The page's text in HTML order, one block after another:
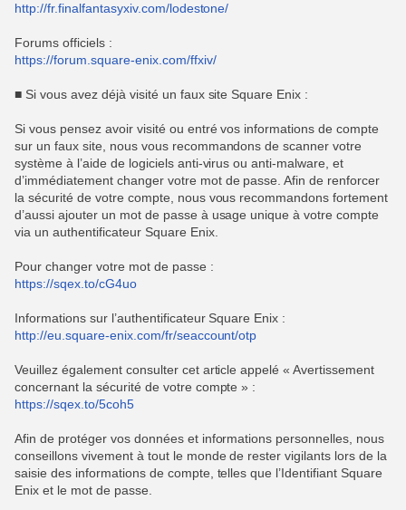
http://fr.finalfantasyxiv.com/lodestone/
Forums officiels :
https://forum.square-enix.com/ffxiv/
■ Si vous avez déjà visité un faux site Square Enix :
Si vous pensez avoir visité ou entré vos informations de compte
sur un faux site, nous vous recommandons de scanner votre
système à l’aide de logiciels anti-virus ou anti-malware, et
d’immédiatement changer votre mot de passe. Afin de renforcer
la sécurité de votre compte, nous vous recommandons fortement
d’aussi ajouter un mot de passe à usage unique à votre compte
via un authentificateur Square Enix.
Pour changer votre mot de passe :
https://sqex.to/cG4uo
Informations sur l’authentificateur Square Enix :
http://eu.square-enix.com/fr/seaccount/otp
Veuillez également consulter cet article appelé « Avertissement
concernant la sécurité de votre compte » :
https://sqex.to/5coh5
Afin de protéger vos données et informations personnelles, nous
conseillons vivement à tout le monde de rester vigilants lors de la
saisie des informations de compte, telles que l’Identifiant Square
Enix et le mot de passe.